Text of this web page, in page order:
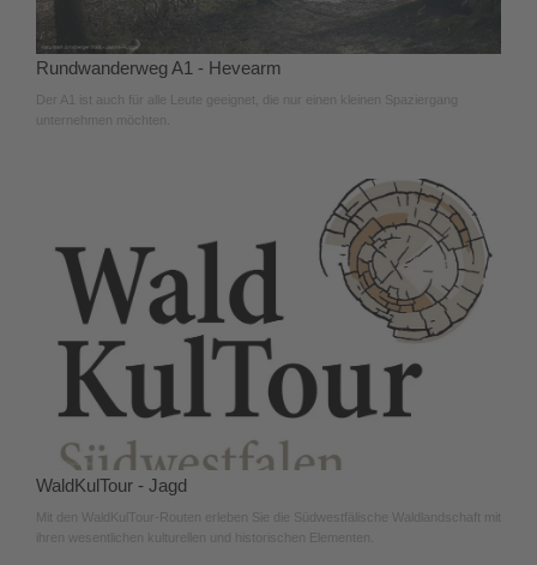
Rundwanderweg A1 - Hevearm
Der A1 ist auch für alle Leute geeignet, die nur einen kleinen Spaziergang
unternehmen möchten.
WaldKulTour - Jagd
Mit den WaldKulTour-Routen erleben Sie die Südwestfälische Waldlandschaft mit
ihren wesentlichen kulturellen und historischen Elementen.